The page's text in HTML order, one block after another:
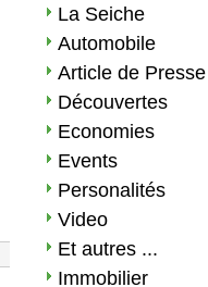
La Seiche
Automobile
Article de Presse
Découvertes
Economies
Events
Personalités
Video
Et autres ...
Immobilier